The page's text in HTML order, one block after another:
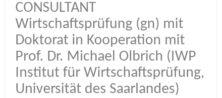
CONSULTANT
Wirtschaftsprüfung (gn) mit
Doktorat in Kooperation mit
Prof. Dr. Michael Olbrich (IWP
Institut für Wirtschaftsprüfung,
Universität des Saarlandes)